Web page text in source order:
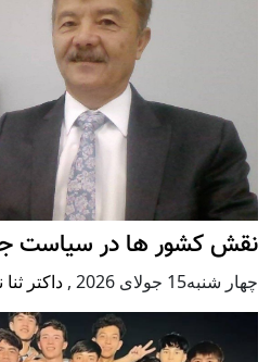
نقش کشور ها در سیاست
چهار شنبه15 جولای 2026 , داکتر